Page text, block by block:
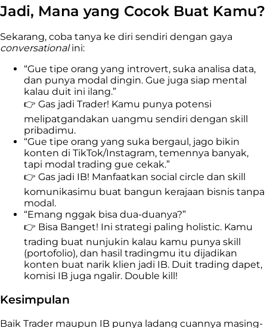
Jadi, Mana yang Cocok Buat Kamu?
Sekarang, coba tanya ke diri sendiri dengan gaya
conversationalini:
“Gue tipe orang yang introvert, suka analisa data,
dan punya modal dingin. Gue juga siap mental
kalau duit ini ilang.”
👉 Gas jadi Trader! Kamu punya potensi
melipatgandakan uangmu sendiri dengan skill
pribadimu.
“Gue tipe orang yang suka bergaul, jago bikin
konten di TikTok/Instagram, temennya banyak,
tapi modal trading gue cekak.”
👉 Gas jadi IB! Manfaatkan social circle dan skill
komunikasimu buat bangun kerajaan bisnis tanpa
modal.
“Emang nggak bisa dua-duanya?”
👉 Bisa Banget! Ini strategi paling holistic. Kamu
trading buat nunjukin kalau kamu punya skill
(portofolio), dan hasil tradingmu itu dijadikan
konten buat narik klien jadi IB. Duit trading dapet,
komisi IB juga ngalir. Double kill!
Kesimpulan
Baik Trader maupun IB punya ladang cuannya masing-